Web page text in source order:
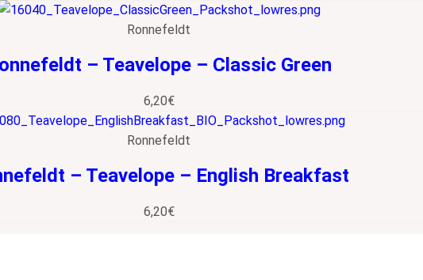
Ronnefeldt
– Teavelope – Classic Green
6,20€
Ronnefeldt
– Teavelope – English Breakfast
6,20€